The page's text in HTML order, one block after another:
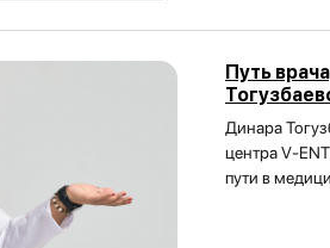
Путь
Динара
центра V-
пути в